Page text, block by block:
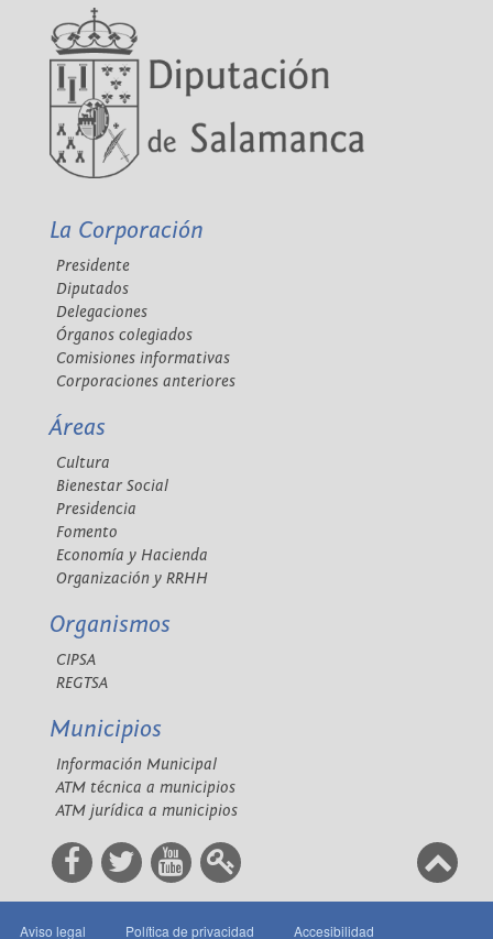
La Corporación
Presidente
Diputados
Delegaciones
Órganos colegiados
Comisiones informativas
Corporaciones anteriores
Áreas
Cultura
Bienestar Social
Presidencia
Fomento
Economía y Hacienda
Organización y RRHH
Organismos
CIPSA
REGTSA
Municipios
Información Municipal
ATM técnica a municipios
ATM jurídica a municipios
Aviso legal Política de privacidad Accesibilidad